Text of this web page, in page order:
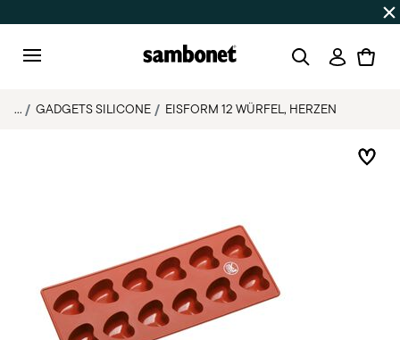
Bis zu 50% Rabatt | Bestellungen 7.–16.
... GADGETS SILICONE EISFORM 12 WÜRFEL, HERZEN